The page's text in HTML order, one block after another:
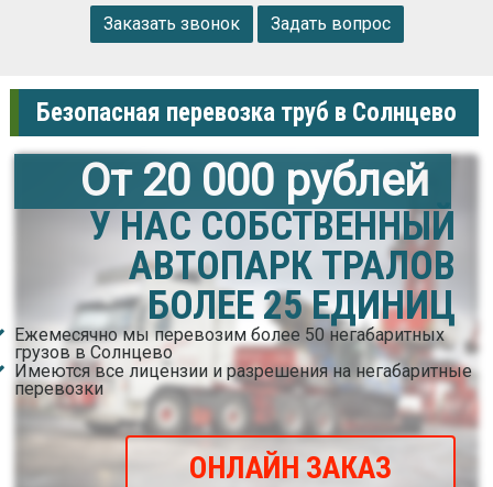
Заказать звонок Задать вопрос
Безопасная перевозка труб в Солнцево
От 20 000 рублей
У НАС СОБСТВЕННЫЙ
АВТОПАРК ТРАЛОВ
БОЛЕЕ 25 ЕДИНИЦ
Ежемесячно мы перевозим более 50 негабаритных
грузов в Солнцево
Имеются все лицензии и разрешения на негабаритные
перевозки
ОНЛАЙН ЗАКАЗ